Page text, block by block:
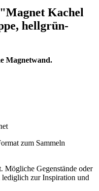
Kachel
hellgrün-
Magnetwand.
zum Sammeln
Gegenstände oder
lediglich zur Inspiration und